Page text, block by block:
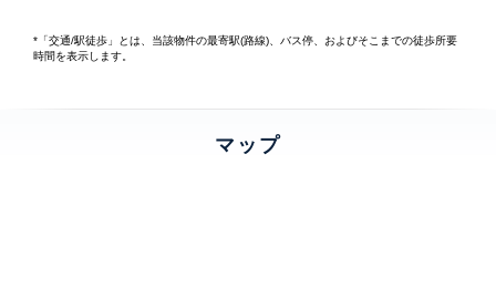
*「交通/駅徒歩」とは、当該物件の最寄駅(路線)、バス停、およびそこまでの徒歩所要
時間を表示します。
マップ